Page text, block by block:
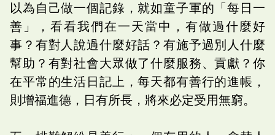
以為自己做一個記錄，就如童子軍的「每日一
善」，看看我們在一天當中，有做過什麼好
事？有對人說過什麼好話？有施予過別人什麼
幫助？有對社會大眾做了什麼服務、貢獻？你
在平常的生活日記上，每天都有善行的進帳，
則增福進德，日有所長，將來必定受用無窮。